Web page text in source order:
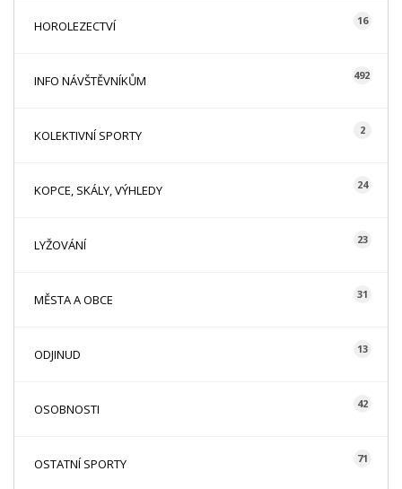
HOROLEZECTVÍ 16
INFO NÁVŠTĚVNÍKŮM 492
KOLEKTIVNÍ SPORTY 2
KOPCE, SKÁLY, VÝHLEDY 24
LYŽOVÁNÍ 23
MĚSTA A OBCE 31
ODJINUD 13
OSOBNOSTI 42
OSTATNÍ SPORTY 71